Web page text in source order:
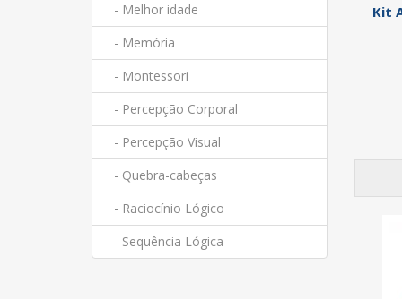
- Melhor idade
- Memória
- Montessori
- Percepção Corporal
- Percepção Visual
- Quebra-cabeças
- Raciocínio Lógico
- Sequência Lógica
Kit